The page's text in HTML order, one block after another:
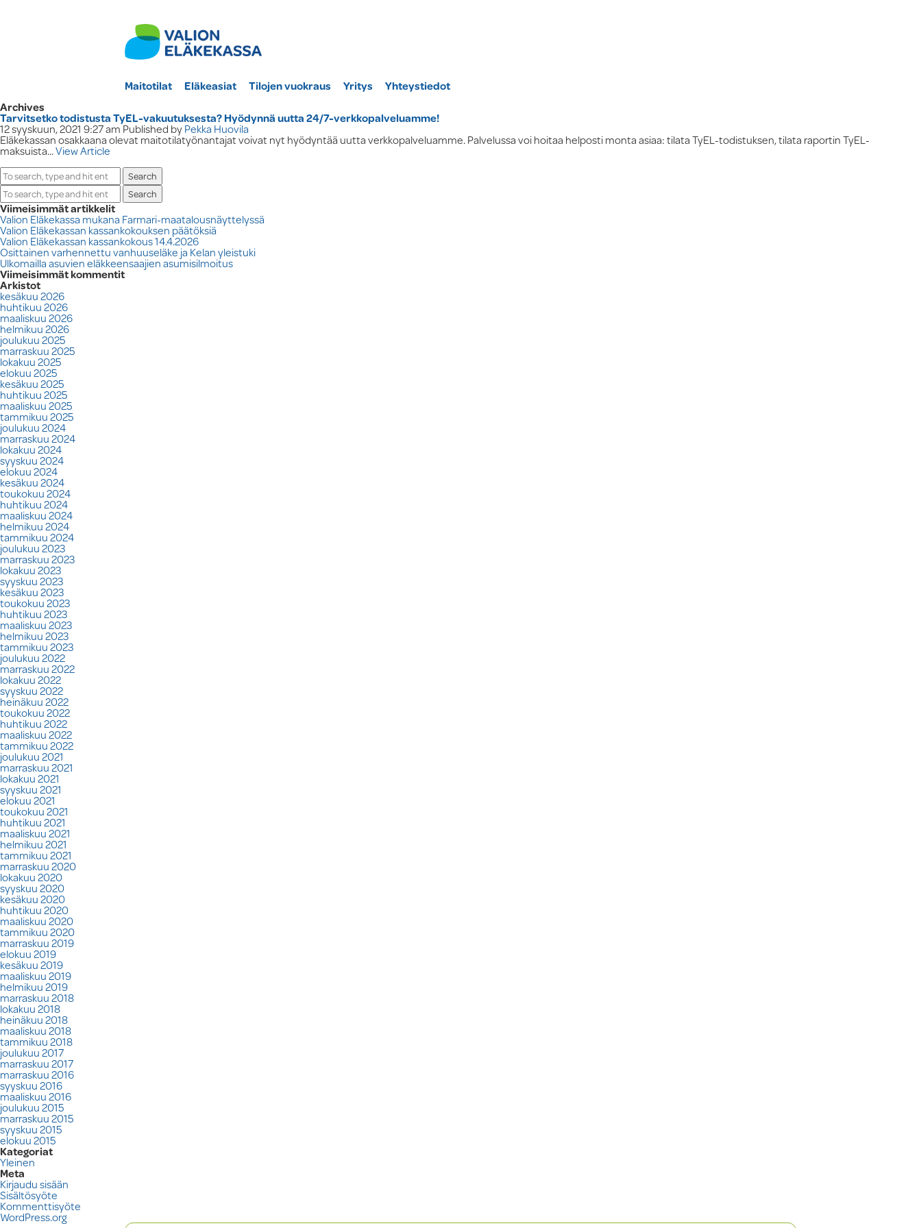
Maitotilat Eläkeasiat Tilojen vuokraus Yritys
Yhteystiedot
Archives
Tarvitsetko todistusta TyEL-vakuutuksesta? Hyödynnä uutta 24/7-verkkopalveluamme!
12 syyskuun, 2021 9:27 am Published byPekka Huovila
Eläkekassan osakkaana olevat maitotilatyönantajat voivat nyt hyödyntää uutta verkkopalveluamme. Palvelussa voi hoitaa helposti monta asiaa: tilata TyEL-todistuksen, tilata raportin TyEL-
maksuista...View Article
Search
Search
Viimeisimmät artikkelit
Valion Eläkekassa mukana Farmari-maatalousnäyttelyssä
Valion Eläkekassan kassankokouksen päätöksiä
Valion Eläkekassan kassankokous 14.4.2026
Osittainen varhennettu vanhuuseläke ja Kelan yleistuki
Ulkomailla asuvien eläkkeensaajien asumisilmoitus
Viimeisimmät kommentit
Arkistot
kesäkuu 2026
huhtikuu 2026
maaliskuu 2026
helmikuu 2026
joulukuu 2025
marraskuu 2025
lokakuu 2025
elokuu 2025
kesäkuu 2025
huhtikuu 2025
maaliskuu 2025
tammikuu 2025
joulukuu 2024
marraskuu 2024
lokakuu 2024
syyskuu 2024
elokuu 2024
kesäkuu 2024
toukokuu 2024
huhtikuu 2024
maaliskuu 2024
helmikuu 2024
tammikuu 2024
joulukuu 2023
marraskuu 2023
lokakuu 2023
syyskuu 2023
kesäkuu 2023
toukokuu 2023
huhtikuu 2023
maaliskuu 2023
helmikuu 2023
tammikuu 2023
joulukuu 2022
marraskuu 2022
lokakuu 2022
syyskuu 2022
heinäkuu 2022
toukokuu 2022
huhtikuu 2022
maaliskuu 2022
tammikuu 2022
joulukuu 2021
marraskuu 2021
lokakuu 2021
syyskuu 2021
elokuu 2021
toukokuu 2021
huhtikuu 2021
maaliskuu 2021
helmikuu 2021
tammikuu 2021
marraskuu 2020
lokakuu 2020
syyskuu 2020
kesäkuu 2020
huhtikuu 2020
maaliskuu 2020
tammikuu 2020
marraskuu 2019
elokuu 2019
kesäkuu 2019
maaliskuu 2019
helmikuu 2019
marraskuu 2018
lokakuu 2018
heinäkuu 2018
maaliskuu 2018
tammikuu 2018
joulukuu 2017
marraskuu 2017
marraskuu 2016
syyskuu 2016
maaliskuu 2016
joulukuu 2015
marraskuu 2015
syyskuu 2015
elokuu 2015
Kategoriat
Yleinen
Meta
Kirjaudu sisään
Sisältösyöte
Kommenttisyöte
WordPress.org